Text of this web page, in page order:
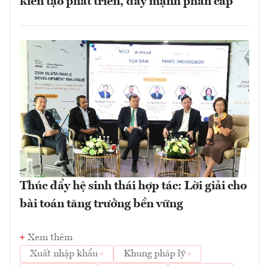
Thúc đẩy hệ sinh thái hợp tác: Lời giải cho
bài toán tăng trưởng bền vững
Xem thêm
Xuất nhập khẩu
Khung pháp lý